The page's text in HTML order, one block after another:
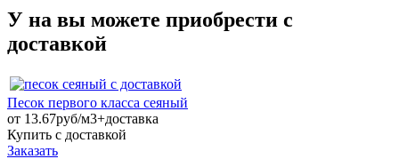
У на вы можете приобрести с
доставкой
Песок первого класса сеяный
от 13.67руб/м3+доставка
Купить с доставкой
Заказать